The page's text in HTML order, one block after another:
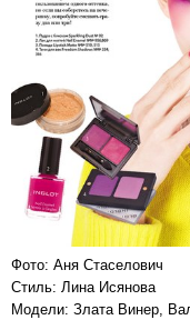
Фото: Аня Стаселович
Стиль: Лина Исянова
Модели: Злата Винер,